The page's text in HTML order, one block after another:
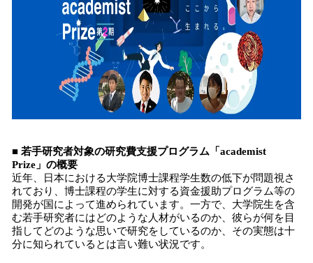
■ 若手研究者対象の研究費支援プログラム「academist
Prize」の概要
近年、日本における大学院博士課程学生数の低下が問題視さ
れており、博士課程の学生に対する資金援助プログラム等の
開発が国によって進められています。一方で、大学院生を含
む若手研究者にはどのような人材がいるのか、彼らが何を目
指してどのような思いで研究をしているのか、その実態は十
分に知られているとは言い難い状況です。